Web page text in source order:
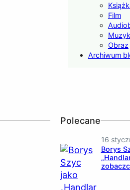
Film
Obraz
Archiwum
Polecane
16
Borys